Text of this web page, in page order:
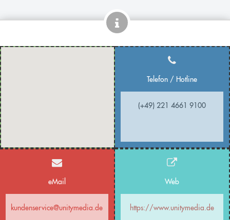
Telefon / Hotline
(+49) 221 4661 9100
eMail
kundenservice@unitymedia.de
Web
https://www.unitymedia.de